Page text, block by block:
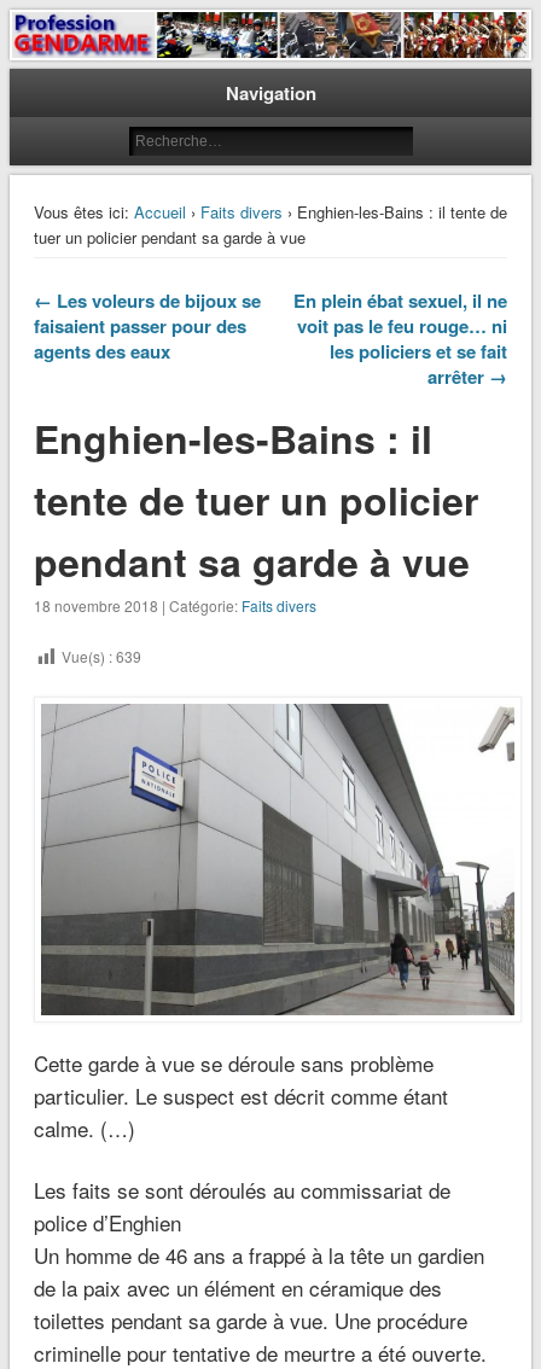
Profession Gendarme
Le journal des gendarmes
Navigation
Vous êtes ici: Accueil › Faits divers › Enghien-les-Bains : il tente de
tuer un policier pendant sa garde à vue
← Les voleurs de bijoux se
faisaient passer pour des
agents des eaux
En plein ébat sexuel, il ne
voit pas le feu rouge… ni
les policiers et se fait
arrêter →
Enghien-les-Bains : il
tente de tuer un policier
pendant sa garde à vue
18 novembre 2018 | Catégorie: Faits divers
Vue(s) :639
Cette garde à vue se déroule sans problème
particulier. Le suspect est décrit comme étant
calme. (…)
Les faits se sont déroulés au commissariat de
police d’Enghien
Un homme de 46 ans a frappé à la tête un gardien
de la paix avec un élément en céramique des
toilettes pendant sa garde à vue. Une procédure
criminelle pour tentative de meurtre a été ouverte.